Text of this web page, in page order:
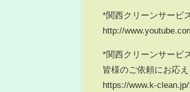
*関西クリーンサービ
http://
*関西クリーンサービ
皆様のご依頼にお応
https://www.k-